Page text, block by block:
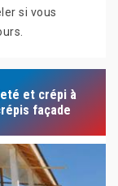
si vous
et crépi à
façade